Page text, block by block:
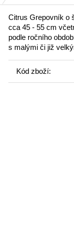
Citrus Grepovník o
cca 45 - 55 cm
podle ročního
s malými či již
Kód zboží: